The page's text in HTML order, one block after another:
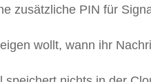
zusätzliche PIN für
wollt, wann ihr